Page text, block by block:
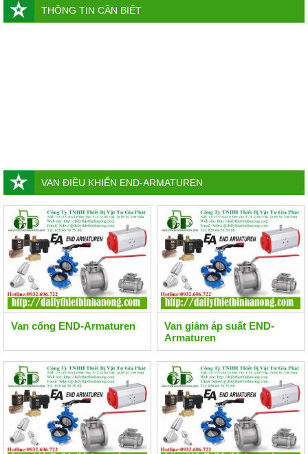
THÔNG TIN CẦN BIẾT
VAN ĐIỀU KHIỂN END-ARMATUREN
Van cổng END-Armaturen
Van giảm áp suất END-
Armaturen